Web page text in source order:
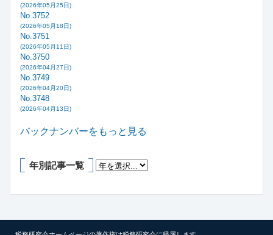
(2026年05月25日)
No.3752
(2026年05月18日)
No.3751
(2026年05月11日)
No.3750
(2026年04月27日)
No.3749
(2026年04月20日)
No.3748
(2026年04月13日)
バックナンバーをもっと見る
年別記事一覧